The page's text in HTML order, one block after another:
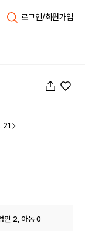
로그인/회원가입
인 2, 아동 0